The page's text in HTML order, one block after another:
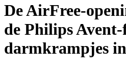
De AirFree-
de Philips Avent-
darmkrampjes